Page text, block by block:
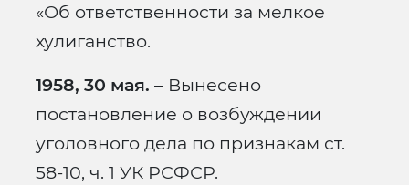
«Об ответственности за мелкое
хулиганство.
1958, 30 мая. – Вынесено
постановление о возбуждении
уголовного дела по признакам ст.
58-10, ч. 1 УК РСФСР.